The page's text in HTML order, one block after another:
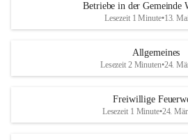
Betriebe in der Gemeinde
Lesezeit 1 Minute•13.
Allgemeines
Lesezeit 2 Minuten•24.
Freiwillige
Lesezeit 1 Minute•24.